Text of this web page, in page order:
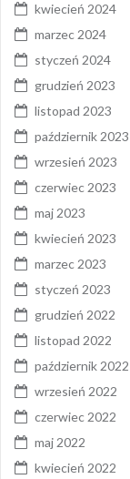
kwiecień 2024
marzec 2024
styczeń 2024
grudzień 2023
listopad 2023
październik 2023
wrzesień 2023
czerwiec 2023
maj 2023
kwiecień 2023
marzec 2023
styczeń 2023
grudzień 2022
listopad 2022
październik 2022
wrzesień 2022
czerwiec 2022
maj 2022
kwiecień 2022